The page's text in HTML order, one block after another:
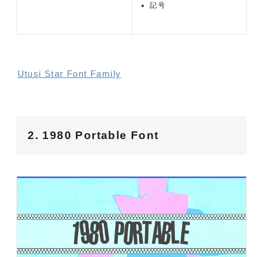
記号
Utusi Star Font Family
2. 1980 Portable Font